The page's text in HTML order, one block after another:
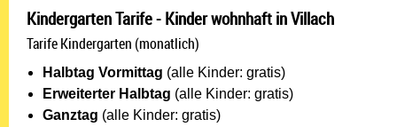
Kindergarten Tarife - Kinder wohnhaft in Villach
Tarife Kindergarten (monatlich)
Halbtag Vormittag (alle Kinder: gratis)
Erweiterter Halbtag (alle Kinder: gratis)
Ganztag (alle Kinder: gratis)